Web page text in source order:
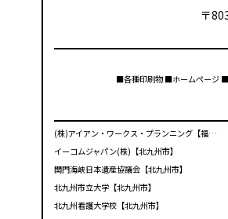
〒
■各種印刷物 ■ホームページ
(株)アイアン・ワークス・プランニング【福岡市】
イーコムジャパン(株)【北九州市】
関門海峡日本遺産協議会【北九州市】
北九州市立大学【北九州市】
北九州看護大学校【北九州市】